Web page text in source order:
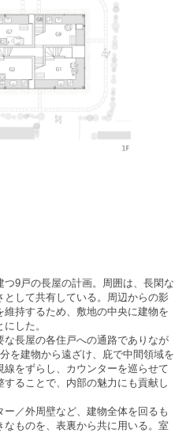
9戸の長屋の計画。周囲は、長閑な
して共有している。周辺からの影
持するため、敷地の中央に建物を
した。
長屋の各住戸への通路でありなが
を建物から遠ざけ、庇で中間領域を
をずらし、カウンターを巡らせて
ることで、内部の魅力にも貢献し
／外周壁など、建物全体を回るも
ものを、表裏から共に用いる。室